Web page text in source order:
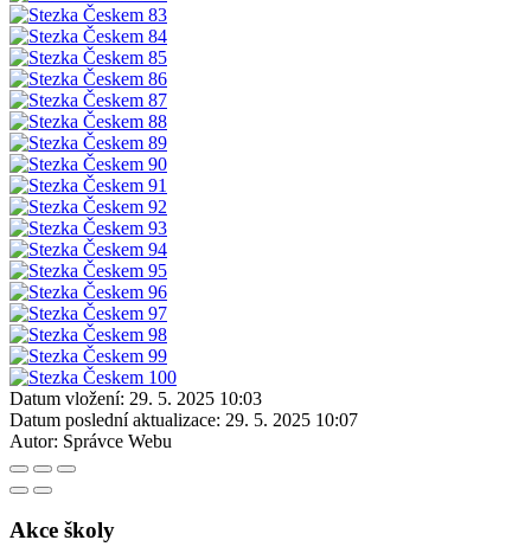
Datum vložení: 29. 5. 2025 10:03
Datum poslední aktualizace: 29. 5. 2025 10:07
Autor: Správce Webu
Akce školy